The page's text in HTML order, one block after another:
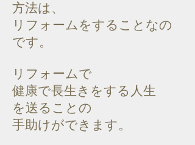
方法は、
リフォームをすることなの
です。
リフォームで
健康で長生きをする人生
を送ることの
手助けができます。